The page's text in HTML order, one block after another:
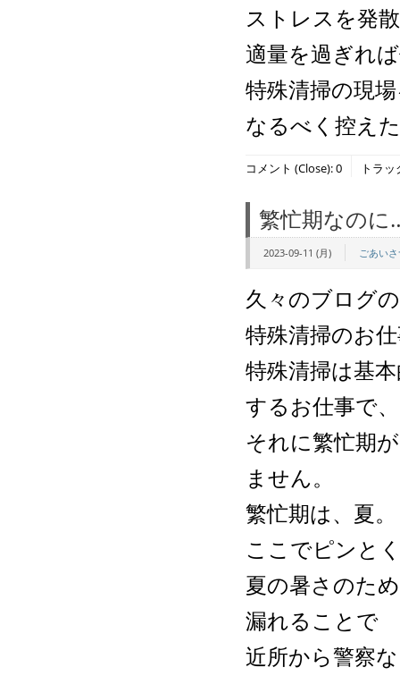
ストレスを発
適量を過ぎれ
特殊清掃の現
なるべく控え
コメント (Close):0 トラ
繁忙期なのに
2023-09-11 (月) ごあい
久々のブログ
特殊清掃のお
特殊清掃は基
するお仕事で、
それに繁忙期
ません。
繁忙期は、夏。
ここでピンと
夏の暑さのた
漏れることで
近所から警察